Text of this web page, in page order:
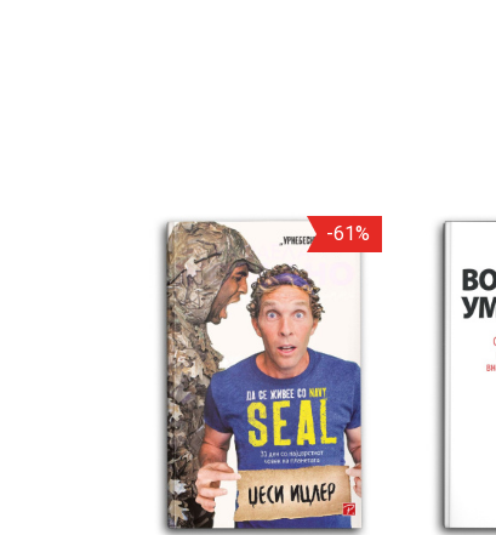
-61%